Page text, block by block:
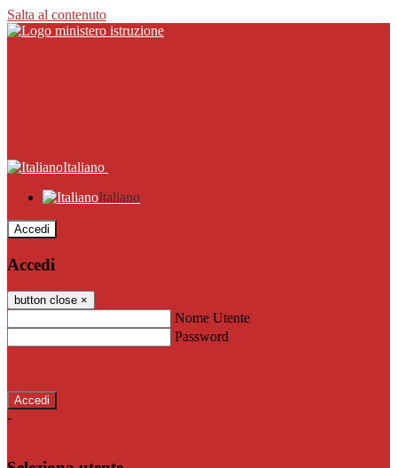
Salta al contenuto
Italiano
Italiano
Accedi
Accedi
button close ×
Nome Utente
Password
-